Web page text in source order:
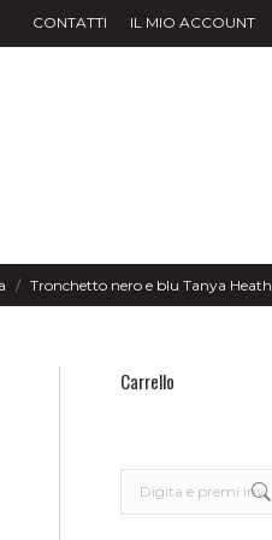
CONTATTI IL MIO ACCOUNT
Tronchetto nero e blu Tanya Heath
Carrello